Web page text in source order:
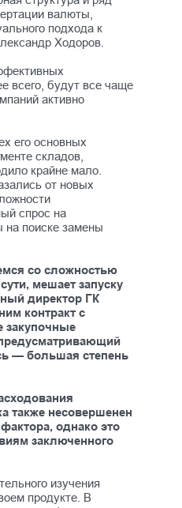
валюты,
подхода к
Ходоров.
всего, будут все чаще
активно
его основных
складов,
крайне мало.
от новых
спрос на
на поиске замены
со сложностью
мешает запуску
директор ГК
контракт с
закупочные
— большая степень
также несовершенен
однако это
заключенного
изучения
продукте. В